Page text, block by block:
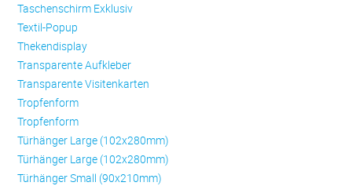
Taschenschirm Exklusiv
Textil-Popup
Thekendisplay
Transparente Aufkleber
Transparente Visitenkarten
Trop­fen­form
Trop­fen­form
Türhänger Large (102x280mm)
Türhänger Large (102x280mm)
Türhänger Small (90x210mm)